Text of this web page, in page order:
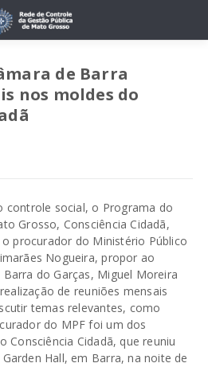
de Barra
nos moldes do
controle social, o Programa do
Grosso, Consciência Cidadã,
procurador do Ministério Público
Nogueira, propor ao
do Garças, Miguel Moreira
de reuniões mensais
temas relevantes, como
do MPF foi um dos
Consciência Cidadã, que reuniu
Hall, em Barra, na noite de